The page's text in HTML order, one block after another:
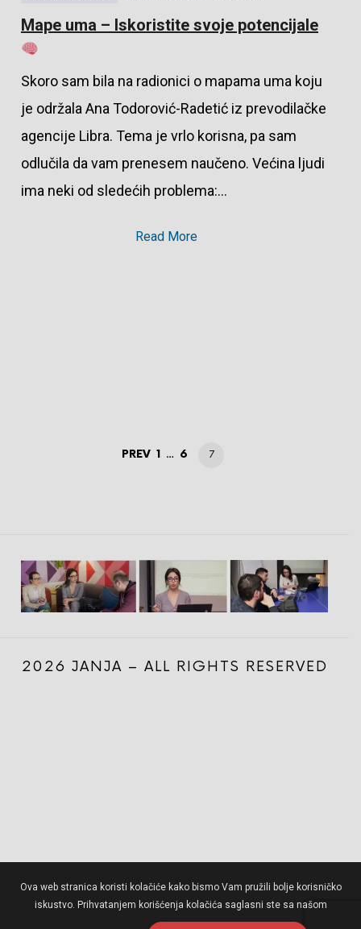
Mape uma – Iskoristite svoje potencijale
Skoro sam bila na radionici o mapama uma koju
je održala Ana Todorović-Radetić iz prevodilačke
agencije Libra. Tema je vrlo korisna, pa sam
odlučila da vam prenesem naučeno. Većina ljudi
ima neki od sledećih problema:…
Read More
PREV PAGE
1 … PAGE
6 PAGE
7
2026 JANJA – ALL RIGHTS RESERVED
Ova web stranica koristi kolačiće kako bismo Vam pružili bolje korisničko
iskustvo. Prihvatanjem korišćenja kolačića saglasni ste sa našom